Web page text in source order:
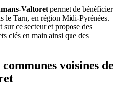
Valtoret permet de bénéficier
le Tarn, en région Midi-Pyrénées.
ce secteur et propose des
clés en main ainsi que des
voisines de